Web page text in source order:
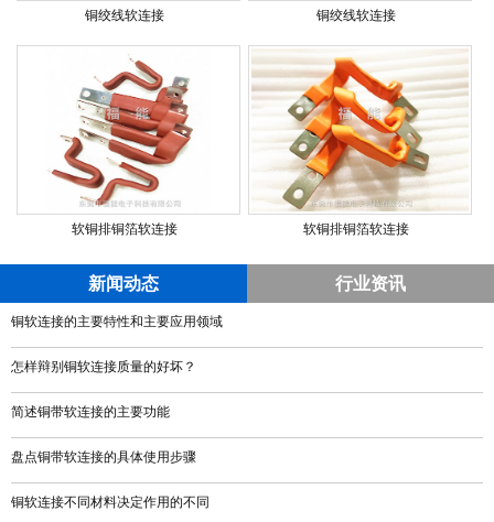
铜绞线软连接 铜绞线软连接
软铜排铜箔软连接 软铜排铜箔软连接
新闻动态 行业资讯
铜软连接的主要特性和主要应用领域
怎样辩别铜软连接质量的好坏？
简述铜带软连接的主要功能
盘点铜带软连接的具体使用步骤
铜软连接不同材料决定作用的不同